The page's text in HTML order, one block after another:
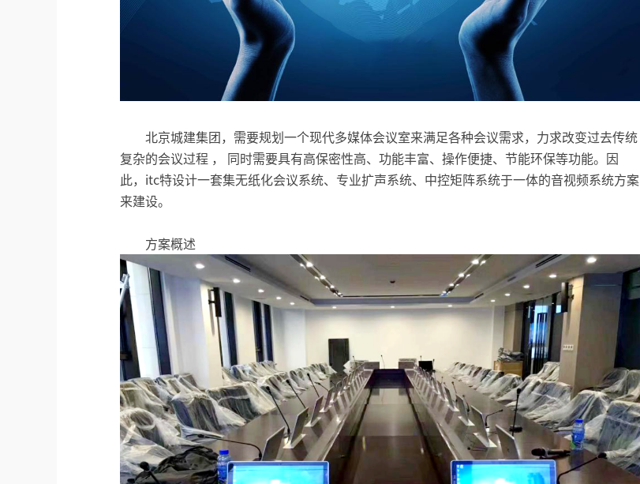
北京城建集团，需要规划一个现代多媒体会议室来满足各种会议需求，力求改变过去传统
复杂的会议过程 ， 同时需要具有高保密性高、功能丰富、操作便捷、节能环保等功能。因
此，itc特设计一套集无纸化会议系统、专业扩声系统、中控矩阵系统于一体的音视频系统方案
来建设。
方案概述